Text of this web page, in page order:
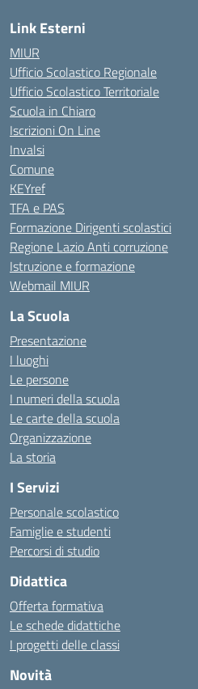
Link Esterni
MIUR
Ufficio Scolastico Regionale
Ufficio Scolastico Territoriale
Scuola in Chiaro
Iscrizioni On Line
Invalsi
Comune
KEYref
TFA e PAS
Formazione Dirigenti scolastici
Regione Lazio Anti corruzione
Istruzione e formazione
Webmail MIUR
La Scuola
Presentazione
I luoghi
Le persone
I numeri della scuola
Le carte della scuola
Organizzazione
La storia
I Servizi
Personale scolastico
Famiglie e studenti
Percorsi di studio
Didattica
Offerta formativa
Le schede didattiche
I progetti delle classi
Novità